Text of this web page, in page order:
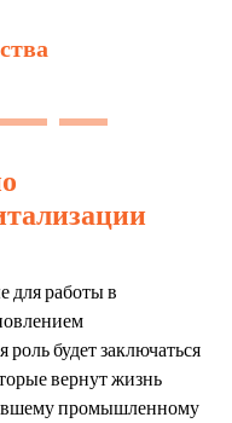
для работы в
будет заключаться
вернут жизнь
промышленному